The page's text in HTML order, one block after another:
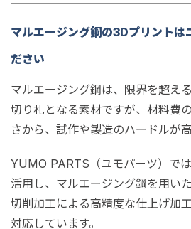
マルエージング鋼の3Dプリントは
ださい
マルエージング鋼は、限界を超え
切り札となる素材ですが、材料費
さから、試作や製造のハードルが
YUMO PARTS（ユモパーツ）で
活用し、マルエージング鋼を用い
切削加工による高精度な仕上げ加
対応しています。